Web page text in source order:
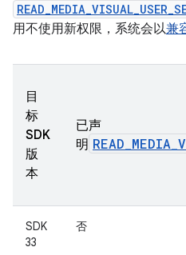
用不使用新权限，系统会以兼
目
标
SDK
版
本
已声
明
SDK
33
否